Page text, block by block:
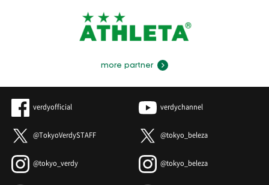
more partner
verdyofficial verdychannel
@TokyoVerdySTAFF @tokyo_beleza
@tokyo_verdy @tokyo_beleza